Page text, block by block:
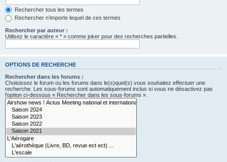
Rechercher tous les termes
Rechercher n’importe lequel de ces termes
Rechercher par auteur :
Utilisez le caractère « * » comme joker pour des recherches partielles.
OPTIONS DE RECHERCHE
Rechercher dans les forums :
Choisissez le forum ou les forums dans le(s)quel(s) vous souhaitez effectuer une
recherche. Les sous-forums sont automatiquement inclus si vous ne désactivez pas
l’option ci-dessous « Rechercher dans les sous-forums ».